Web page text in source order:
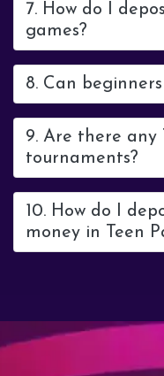
7. How do I
games?
8. Can
9. Are there any
tournaments?
10. How do I
money in Teen